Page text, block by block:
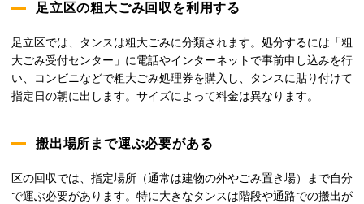
足立区の粗大ごみ回収を利用する
足立区では、タンスは粗大ごみに分類されます。処分するには「粗
大ごみ受付センター」に電話やインターネットで事前申し込みを行
い、コンビニなどで粗大ごみ処理券を購入し、タンスに貼り付けて
指定日の朝に出します。サイズによって料金は異なります。
搬出場所まで運ぶ必要がある
区の回収では、指定場所（通常は建物の外やごみ置き場）まで自分
で運ぶ必要があります。特に大きなタンスは階段や通路での搬出が